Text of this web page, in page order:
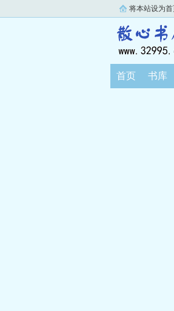
将本站设为
首页 书库